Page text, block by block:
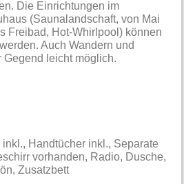
Die Einrichtungen im
(Saunalandschaft, von Mai
Freibad, Hot-Whirlpool) können
Auch Wandern und
Gegend leicht möglich.
Handtücher inkl., Separate
vorhanden, Radio, Dusche,
Zusatzbett